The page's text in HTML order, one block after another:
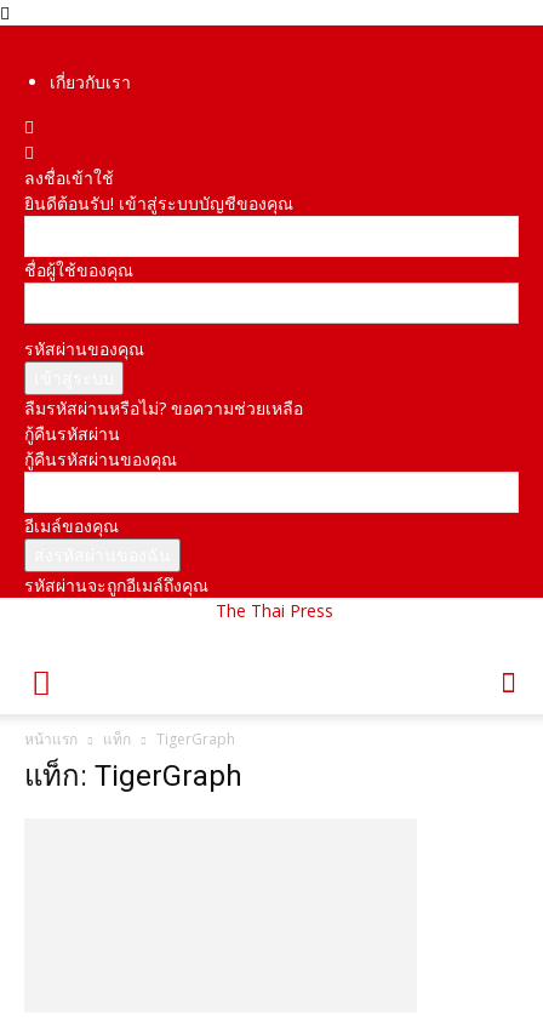
เกี่ยวกับเรา
ลงชื่อเข้าใช้
ยินดีต้อนรับ! เข้าสู่ระบบบัญชีของคุณ
ชื่อผู้ใช้ของคุณ
รหัสผ่านของคุณ
ลืมรหัสผ่านหรือไม่? ขอความช่วยเหลือ
กู้คืนรหัสผ่าน
กู้คืนรหัสผ่านของคุณ
อีเมล์ของคุณ
รหัสผ่านจะถูกอีเมล์ถึงคุณ
The Thai Press
หน้าแรก แท็ก TigerGraph
แท็ก: TigerGraph